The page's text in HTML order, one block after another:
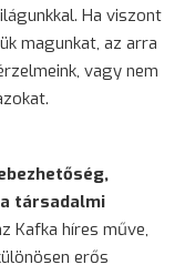
Ha viszont
magunkat, az arra
vagy nem
társadalmi
Kafka híres műve,
erős